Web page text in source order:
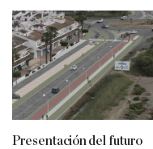
Presentación del futuro